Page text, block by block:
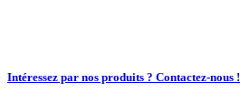
Intéressez par nos produits ? Contactez-nous !